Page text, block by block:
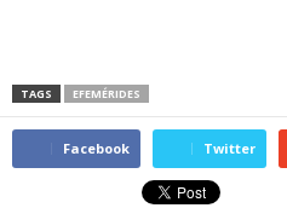
TAGS EFEMÉRIDES
Facebook Twitter